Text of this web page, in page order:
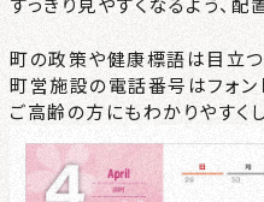
町の政策や健康標語は目立つ
町営施設の電話番号はフォン
ご高齢の方にもわかりやすく